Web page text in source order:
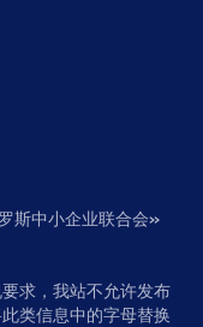
斯中小企业联合会»
求，我站不允许发布
类信息中的字母替换